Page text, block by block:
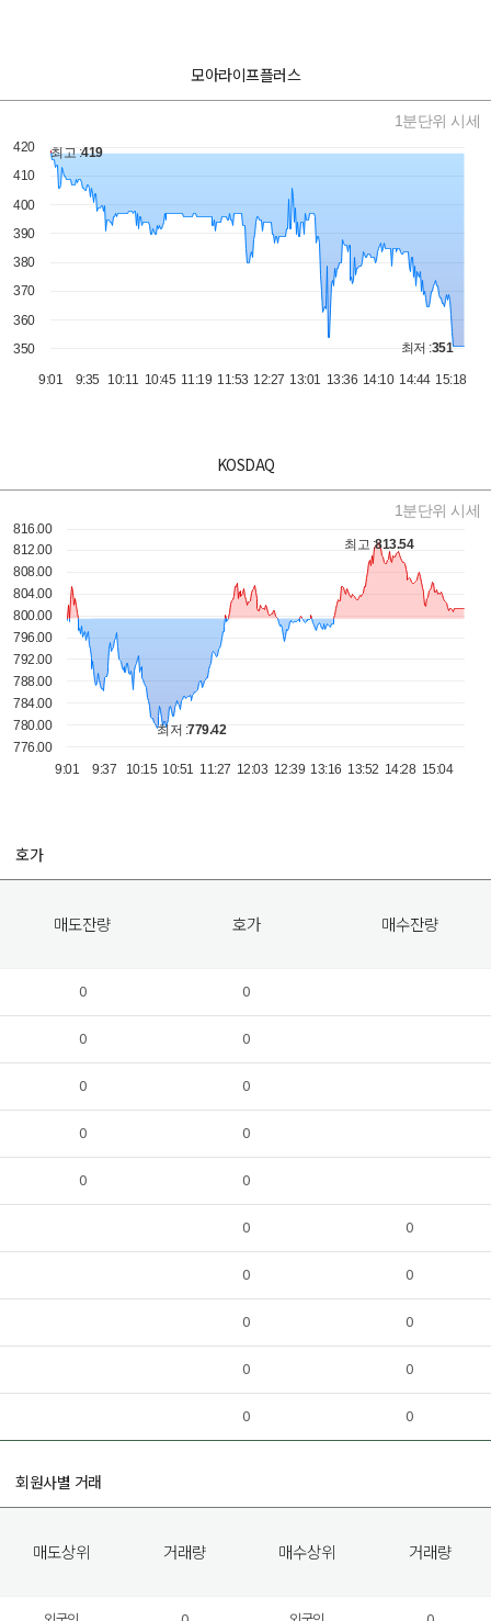
모아라이프플러스
1분단위 시세
KOSDAQ
1분단위 시세
호가
매도잔량 호가 매수잔량
0 0
0 0
0 0
0 0
0 0
0 0
0 0
0 0
0 0
0 0
회원사별 거래
매도상위 거래량 매수상위 거래량